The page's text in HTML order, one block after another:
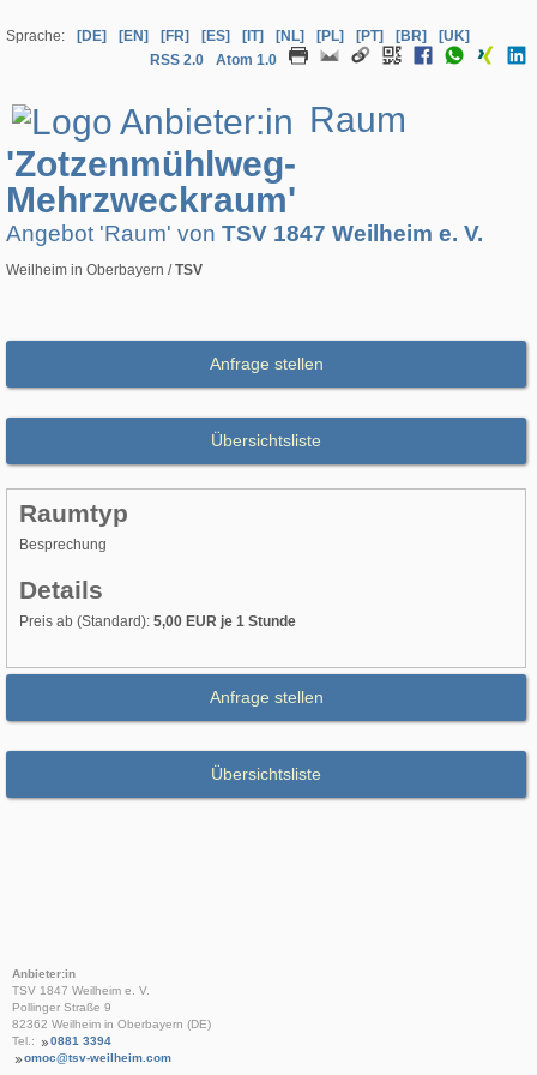
Sprache: [DE] [EN] [FR] [ES] [IT] [NL] [PL] [PT] [BR]
[UK]
RSS 2.0
Atom 1.0
Raum
'Zotzenmühlweg-
Mehrzweckraum'
Angebot 'Raum' von TSV 1847 Weilheim e. V.
Weilheim in Oberbayern /TSV
Anfrage stellen
Übersichtsliste
Raumtyp
Besprechung
Details
Preis ab (Standard): 5,00 EUR je 1 Stunde
Anfrage stellen
Übersichtsliste
Anbieter:in
TSV 1847 Weilheim e. V.
Pollinger Straße 9
82362 Weilheim in Oberbayern (DE)
Tel.:
0881 3394
omoc@tsv-weilheim.com